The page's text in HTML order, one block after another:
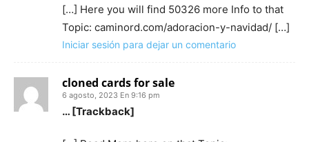
[…] Here you will find 50326 more Info to that
Topic: caminord.com/adoracion-y-navidad/ […]
Iniciar sesión para dejar un comentario
cloned cards for sale​
6 agosto, 2023 En 9:16 pm
… [Trackback]